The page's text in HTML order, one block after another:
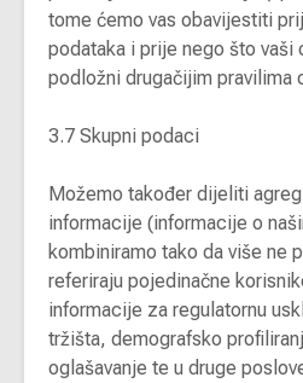
tome ćemo vas obavijestiti
podataka i prije nego što vaši
podložni drugačijim pravilima
3.7 Skupni podaci
Možemo također dijeliti
informacije (informacije o
kombiniramo tako da više ne
referiraju pojedinačne
informacije za regulatornu
tržišta, demografsko
oglašavanje te u druge